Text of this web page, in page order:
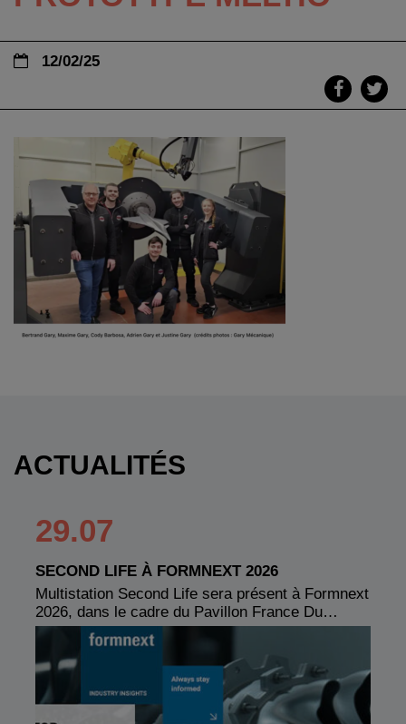
12/02/25
ACTUALITÉS
29.07
SECOND LIFE À FORMNEXT 2026
Multistation Second Life sera présent à Formnext
2026, dans le cadre du Pavillon France Du…